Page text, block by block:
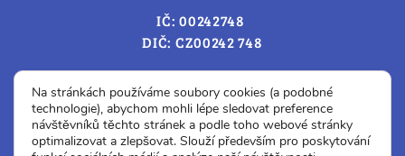
IČ: 00242748
DIČ: CZ00242 748
Cookies – změna souhlasu
Na stránkách používáme soubory cookies (a podobné
technologie), abychom mohli lépe sledovat preference
návštěvníků těchto stránek a podle toho webové stránky
optimalizovat a zlepšovat. Slouží především pro poskytování